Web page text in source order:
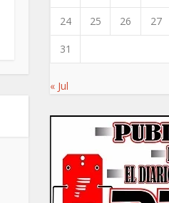
24 25 26 27
31
« Jul